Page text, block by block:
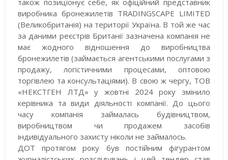
також позиціонує себе, як офіційний представник
виробника бронежилетів TRADINGSCAPE LIMITED
(Великобританія) на території Україна. В той же час
за даними реєстрів Британії зазначена компанія не
має жодного відношення до виробництва
бронежилетів (займається агентськими послугами з
продажу, логістичними процесами, оптовою
торгівлею та консультаціями). В свою ж чергу, ТОВ
«НЕКСТГЕН ЛТД» у жовтні 2024 року змінило
керівника та види діяльності компанії. До цього
часу компанія займалась будівництвом,
виробництвом чи продажем засобів
індивідуального захисту ніколи не займалось.
ДОТ протягом року був постійним фігурантом